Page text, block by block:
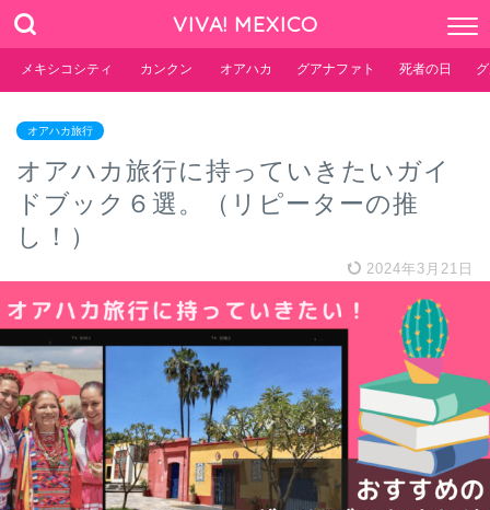
VIVA! MEXICO
メキシコシティ カンクン オアハカ グアナファト 死者の日
オアハカ旅行
オアハカ旅行に持っていきたいガイ
ドブック６選。（リピーターの推
し！）
2024年3月21日